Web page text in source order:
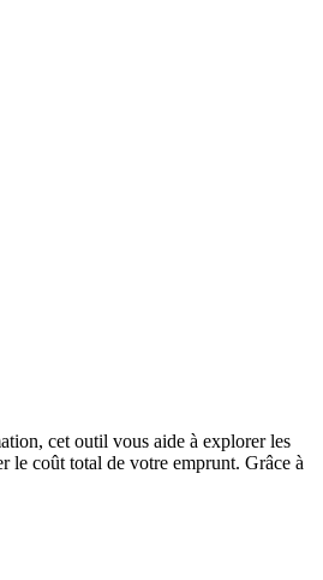
cet outil vous aide à explorer les
le coût total de votre emprunt. Grâce à